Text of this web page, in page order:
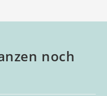
noch